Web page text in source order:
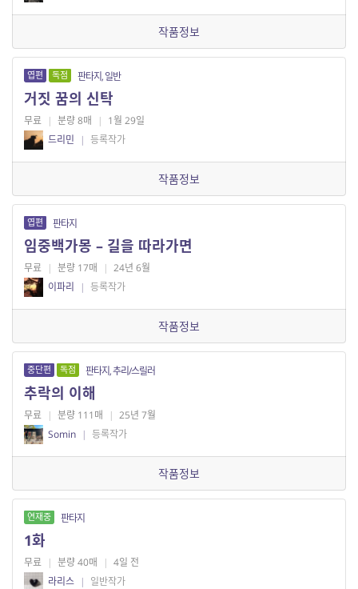
작품정보
엽편 독점 판타지, 일반
거짓 꿈의 신탁
무료 | 분량 8매 | 1월 29일
드리민
| 등록작가
작품정보
엽편 판타지
임중백가몽 – 길을 따라가면
무료 | 분량 17매 | 24년 6월
이파리
| 등록작가
작품정보
중단편 독점 판타지, 추리/스릴러
추락의 이해
무료 | 분량 111매 | 25년 7월
Somin | 등록작가
작품정보
연재중 판타지
1화
무료 | 분량 40매 | 4일 전
라리스 | 일반작가